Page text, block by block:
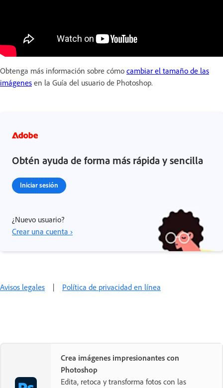
Obtenga más información sobre cómo cambiar el tamaño de las
imágenes en la Guía del usuario de Photoshop.
Obtén ayuda de forma más rápida y sencilla
Iniciar sesión
¿Nuevo usuario?
Crear una cuenta ›
Avisos legales | Política de privacidad en línea
Crea imágenes impresionantes con
Photoshop
Edita, retoca y transforma fotos con las